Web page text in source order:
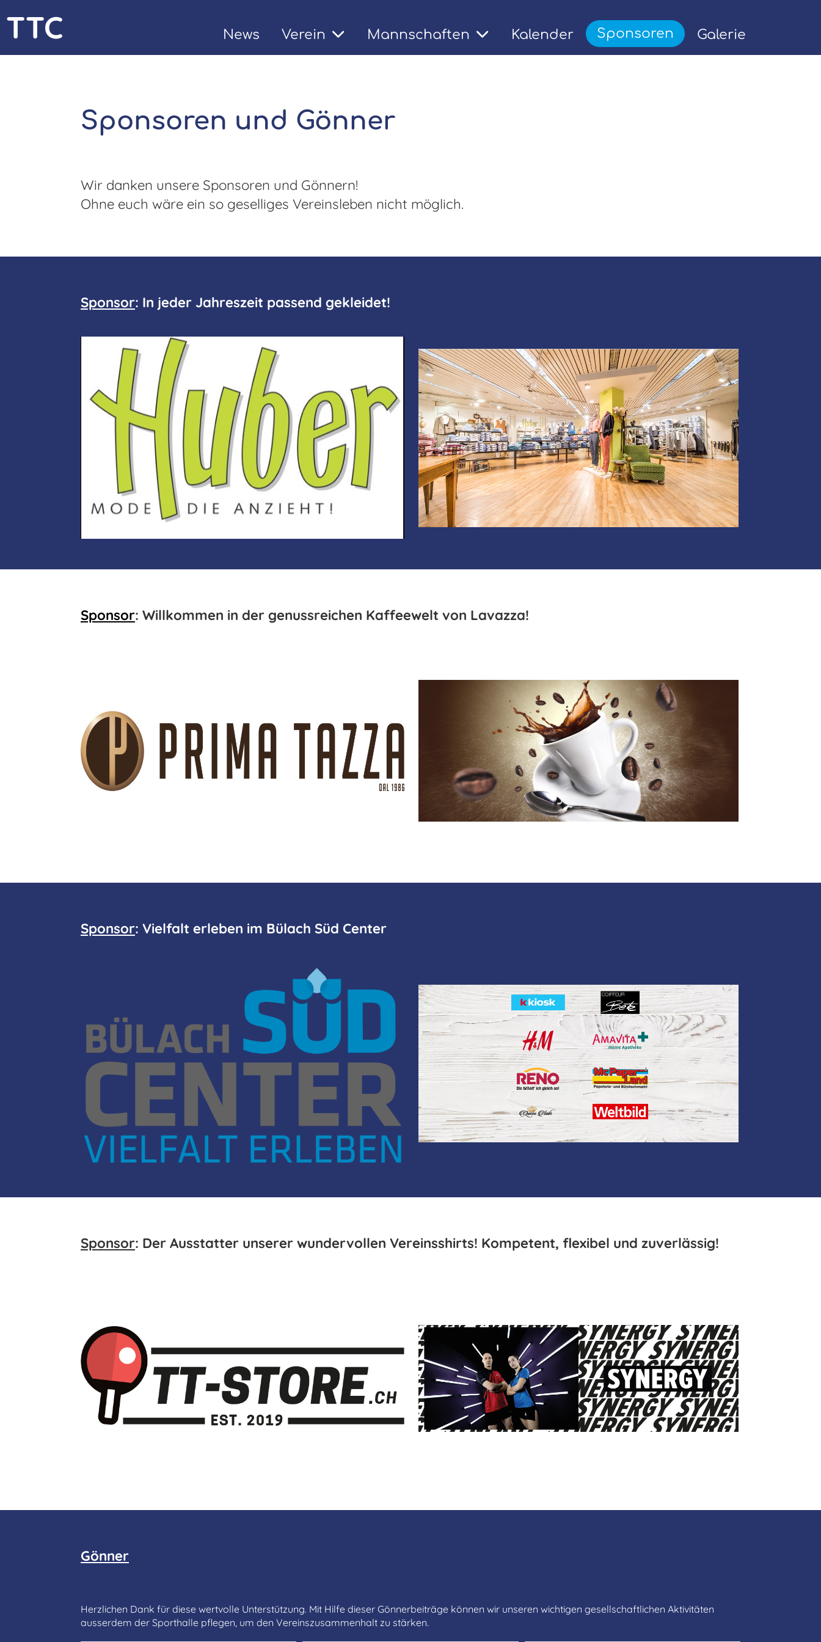
News Verein Mannschaften Kalender Sponsoren
Galerie
TTC
Sponsoren und Gönner
Wir danken unsere Sponsoren und Gönnern!
Ohne euch wäre ein so geselliges Vereinsleben nicht möglich.
Sponsor: In jeder Jahreszeit passend gekleidet!
Sponsor: Willkommen in der genussreichen Kaffeewelt von Lavazza!
Sponsor: Vielfalt erleben im Bülach Süd Center
Sponsor: Der Ausstatter unserer wundervollen Vereinsshirts! Kompetent, flexibel und zuverlässig!
Gönner
Herzlichen Dank für diese wertvolle Unterstützung. Mit Hilfe dieser Gönnerbeiträge können wir unseren wichtigen gesellschaftlichen Aktivitäten
ausserdem der Sporthalle pflegen, um den Vereinszusammenhalt zu stärken.